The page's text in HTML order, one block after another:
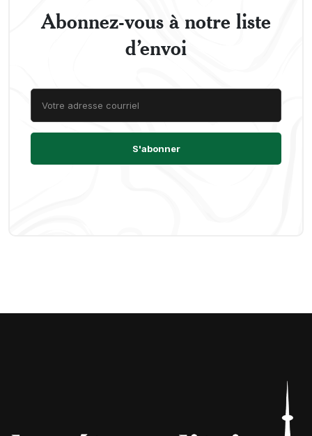
Abonnez-vous à notre liste
d’envoi